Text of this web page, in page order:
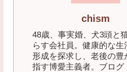
chism
48歳、事実婚、犬3頭と
らす会社員。健康的な生
形成を探求し、老後の豊
指す博愛主義者。ブログ